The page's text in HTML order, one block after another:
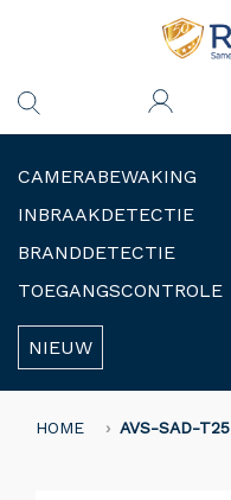
CAMERABEWAKING
INBRAAKDETECTIE
BRANDDETECTIE
TOEGANGSCONTROLE
NIEUW
HOME AVS-SAD-T25